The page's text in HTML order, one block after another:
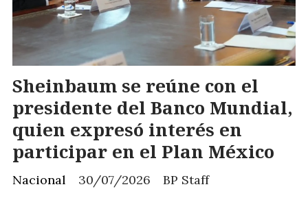
Sheinbaum se reúne con el
presidente del Banco Mundial,
quien expresó interés en
participar en el Plan México
BP Staff
Nacional 30/07/2026